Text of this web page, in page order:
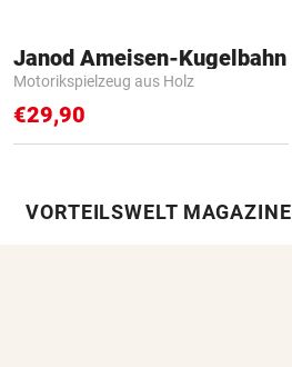
Janod Ameisen-Kugelbahn
Motorikspielzeug aus Holz
€29,90
VORTEILSWELT MAGAZINE